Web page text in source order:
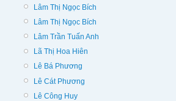
Lâm Thị Ngọc Bích
Lâm Thị Ngọc Bích
Lâm Trần Tuấn Anh
Lã Thị Hoa Hiên
Lê Bá Phương
Lê Cát Phương
Lê Công Huy